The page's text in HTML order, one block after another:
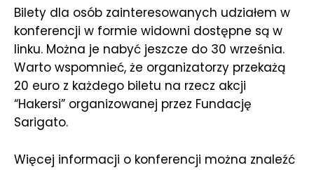
Bilety dla osób zainteresowanych udziałem w
konferencji w formie widowni dostępne są w
linku. Można je nabyć jeszcze do 30 września.
Warto wspomnieć, że organizatorzy przekażą
20 euro z każdego biletu na rzecz akcji
“Hakersi” organizowanej przez Fundację
Sarigato.
Więcej informacji o konferencji można znaleźć